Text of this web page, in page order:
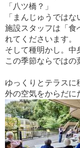
「八ツ橋？」
「まんじゅうではな
施設スタッフは「食
れてくださいます。
そして種明かし。中
この季節ならではの
ゆっくりとテラスに
外の空気をからだに